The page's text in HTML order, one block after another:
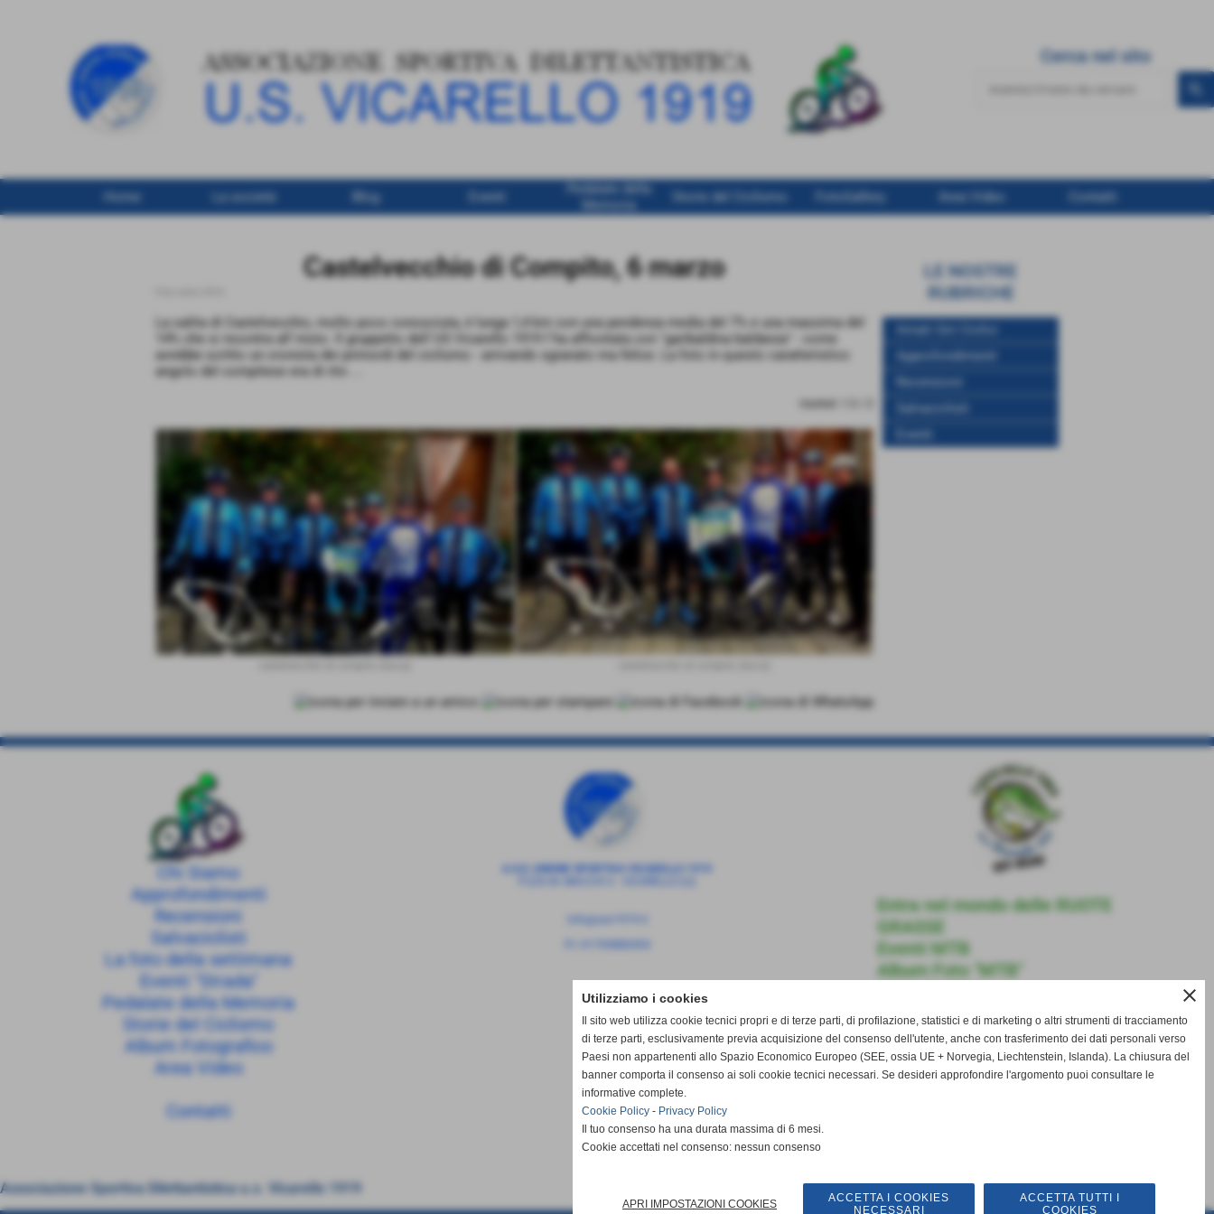
Cerca nel sito
Home La società Blog Eventi
Pedalate della
Storie del Ciclismo FotoGallery Area Video Contatti
Castelvecchio di Compito, 6 marzo
La salita di Castelvecchio, molto poco conosciuta, è lunga 1,4 km con una pendenza media del 7% e una massima del
14% che si incontra all´inizio. Il gruppetto dell´US Vicarello 1919 l´ha affrontata con "garibaldina baldanza" - come
avrebbe scritto un cronista dei primordi del ciclismo - arrivando sgranato ma felice. La foto in questo caratteristico
angolo del compitese era di rito ...
LE NOSTRE
RUBRICHE
Amati Giri Ciclici
Approfondimenti
Recensioni
Salvaciclisti
Eventi
Chi Siamo
Approfondimenti
Recensioni
Salvaciclisti
La foto della settimana
Eventi "Strada"
Pedalate della Memoria
Storie del Ciclismo
Album Fotografico
Area Video
Contatti
Entra nel mondo delle RUOTE
GRASSE
Eventi MTB
Album Foto "MTB"
Contatti
Associazione Sportiva Dilettantistica u.s. Vicarello 1919
close
Utilizziamo i cookies
Il sito web utilizza cookie tecnici propri e di terze parti, di profilazione, statistici e di marketing o altri strumenti di tracciamento
di terze parti, esclusivamente previa acquisizione del consenso dell'utente, anche con trasferimento dei dati personali verso
Paesi non appartenenti allo Spazio Economico Europeo (SEE, ossia UE + Norvegia, Liechtenstein, Islanda). La chiusura del
banner comporta il consenso ai soli cookie tecnici necessari. Se desideri approfondire l'argomento puoi consultare le
informative complete.
Cookie Policy - Privacy Policy
Il tuo consenso ha una durata massima di 6 mesi.
Cookie accettati nel consenso: nessun consenso
APRI IMPOSTAZIONI COOKIES
ACCETTA I COOKIES
NECESSARI
ACCETTA TUTTI I
COOKIES